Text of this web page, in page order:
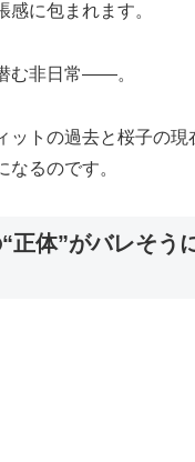
感に包まれます。
む非日常――。
ットの過去と桜子の現
なるのです。
正体”がバレそう